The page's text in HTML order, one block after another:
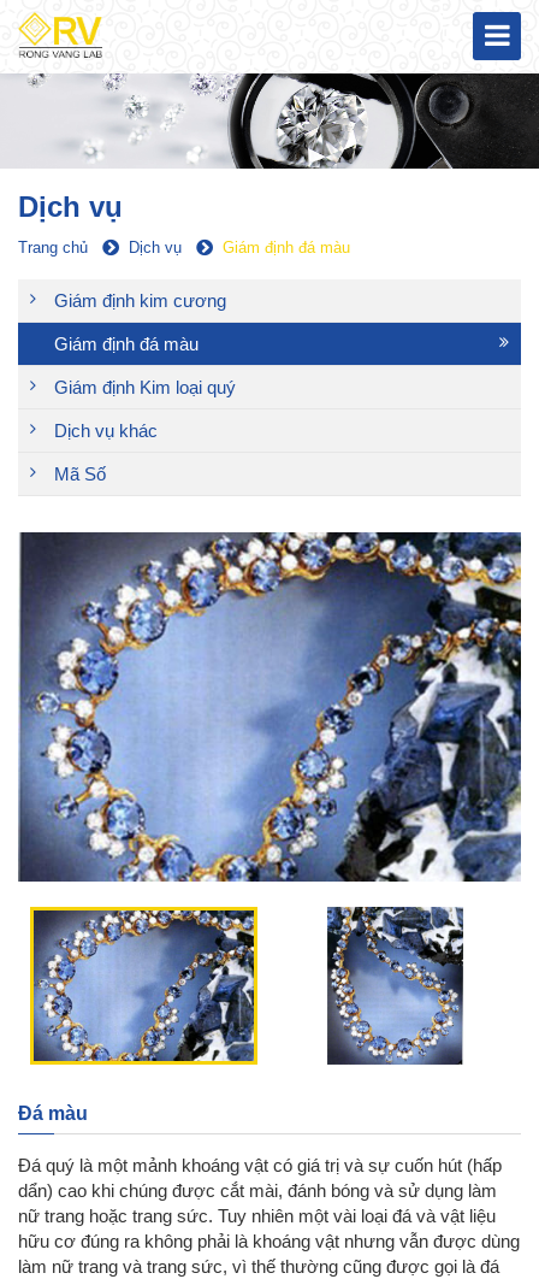
Dịch vụ
Trang chủ Dịch vụ Giám định đá màu
Giám định kim cương
Giám định đá màu
Giám định Kim loại quý
Dịch vụ khác
Mã Số
Đá màu
Đá quý là một mảnh khoáng vật có giá trị và sự cuốn hút (hấp
dẩn) cao khi chúng được cắt mài, đánh bóng và sử dụng làm
nữ trang hoặc trang sức. Tuy nhiên một vài loại đá và vật liệu
hữu cơ đúng ra không phải là khoáng vật nhưng vẫn được dùng
làm nữ trang và trang sức, vì thế thường cũng được gọi là đá